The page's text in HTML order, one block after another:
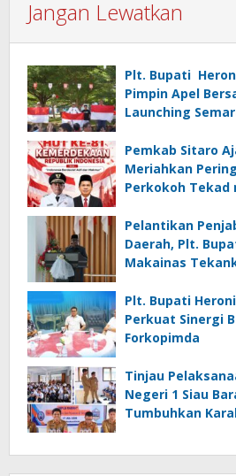
Jangan Lewatkan
Plt. Bupati
Pimpin Apel
Launching
Pemkab Sitaro
Meriahkan
Perkokoh Tekad
Pelantikan
Daerah, Plt.
Makainas
Publik
Plt. Bupati
Perkuat Sinergi
Forkopimda
Tinjau
Negeri 1 Siau
Tumbuhkan